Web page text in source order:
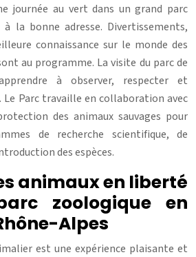
journée au vert dans un grand parc
la bonne adresse. Divertissements,
connaissance sur le monde des
au programme. La visite du parc de
à observer, respecter et
Le Parc travaille en collaboration avec
des animaux sauvages pour
de recherche scientifique, de
des espèces.
animaux en liberté
zoologique en
Alpes
est une expérience plaisante et